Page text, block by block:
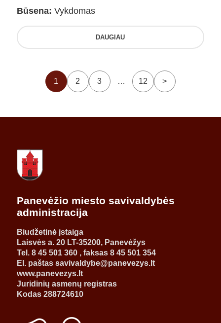
Būsena: Vykdomas
DAUGIAU
1 2 3 … 12 >
Panevėžio miesto savivaldybės
administracija
Biudžetinė įstaiga
Laisvės a. 20 LT-35200, Panevėžys
Tel. 8 45 501 360 , faksas 8 45 501 354
El. paštas savivaldybe@panevezys.lt
www.panevezys.lt
Juridinių asmenų registras
Kodas 288724610